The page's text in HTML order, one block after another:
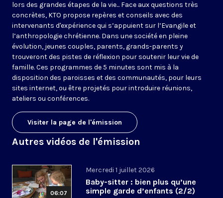
lors des grandes étapes de la vie... Face aux questions très
concrètes, KTO propose repères et conseils avec des
intervenants d'expérience qui s’appuient sur l’Evangile et
l’anthropologie chrétienne. Dans une société en pleine
évolution, jeunes couples, parents, grands-parents y
trouveront des pistes de réflexion pour soutenir leur vie de
famille. Ces programmes de 5 minutes sont mis à la
disposition des paroisses et des communautés, pour leurs
sites internet, ou être projetés pour introduire réunions,
ateliers ou conférences.
Visiter la page de l'émission
Autres vidéos de l'émission
06:07
Mercredi 1 juillet 2026
Baby-sitter : bien plus qu’une
simple garde d’enfants (2/2)